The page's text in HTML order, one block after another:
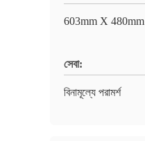
603mm X 480mm
সেবা:
বিনামূল্যে পরামর্শ